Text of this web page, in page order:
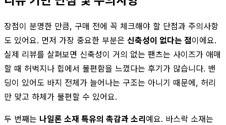
장점이 분명한 만큼, 구매 전에 꼭 체크해야 할 단점과 주의사항
도 있어요. 먼저 가장 중요한 부분은 신축성이 없다는 점이에요.
실제 리뷰를 살펴보면 신축성이 거의 없는 팬츠는 사이즈가 애매
할 때 허벅지나 힙에서 불편함을 느꼈다는 후기가 많습니다. 밴
딩이 있어도 바지 전체가 늘어나는 구조는 아니기 때문에, 허리
만 맞고 하체가 불편할 수 있어요.
두 번째는 나일론 소재 특유의 촉감과 소리 예요. 바스락 소재는